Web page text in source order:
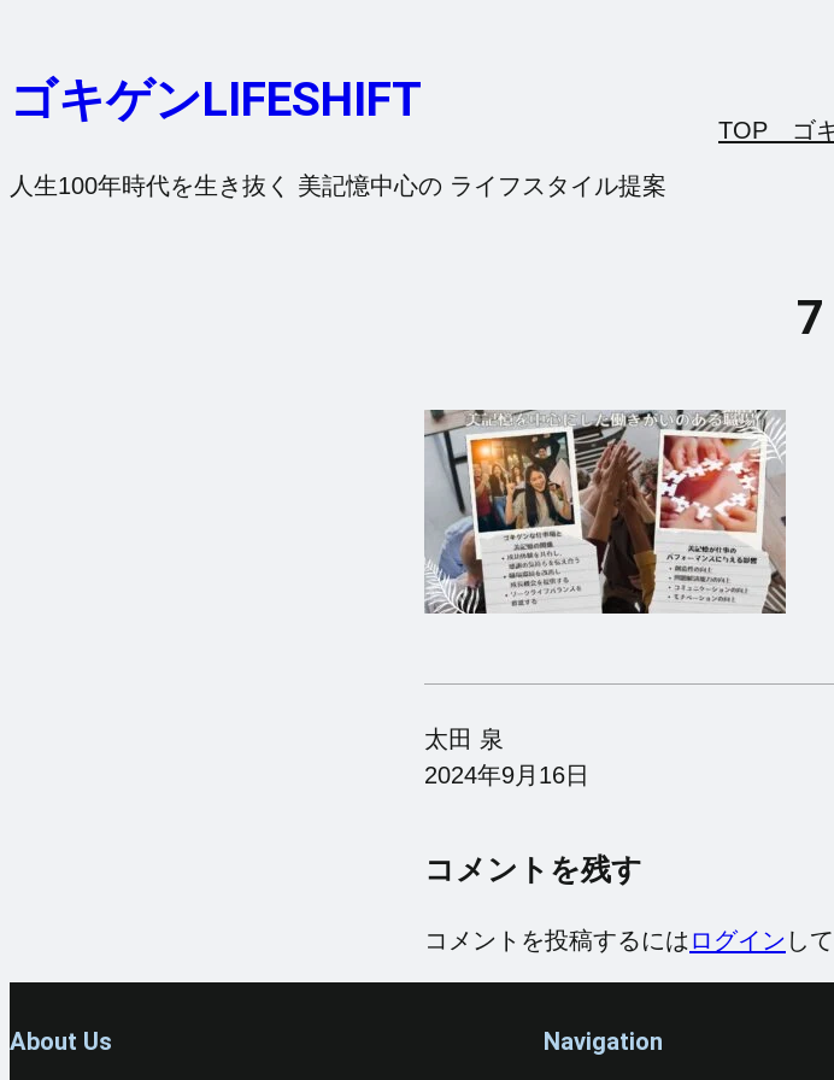
を
キ
ゴキゲンLIFESHIFT
人生100年時代を生き抜く 美記憶中心の ライフスタイル提案
TOP ゴ
7
太田 泉
2024年9月16日
コメントを残す
コメントを投稿するには ログイン し
About Us Navigation